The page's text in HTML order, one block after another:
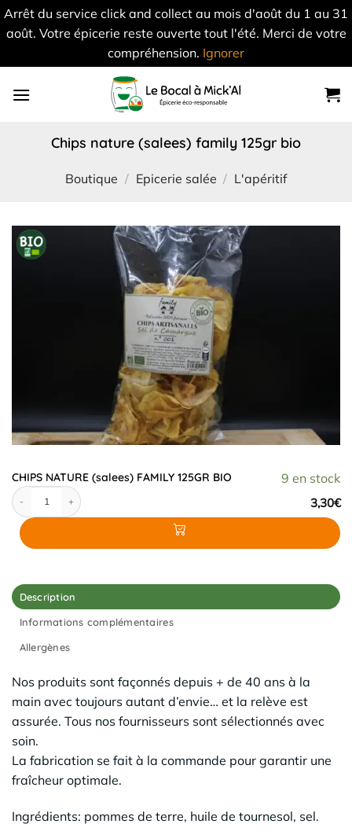
Arrêt du service click and collect au mois d'août du 1 au 31
août. Votre épicerie reste ouverte tout l'été. Merci de votre
compréhension. Ignorer
chips nature (salees) family 125gr bio
Boutique / Epicerie salée / L'apéritif
9 en stock
CHIPS NATURE (salees) FAMILY 125GR BIO
3,30€
quantité de CHIPS NATURE (salees) FAMILY 125GR BIO
Description
Informations complémentaires
Allergènes
Nos produits sont façonnés depuis + de 40 ans à la
main avec toujours autant d’envie… et la relève est
assurée. Tous nos fournisseurs sont sélectionnés avec
soin.
La fabrication se fait à la commande pour garantir une
fraîcheur optimale.
Ingrédients: pommes de terre, huile de tournesol, sel.